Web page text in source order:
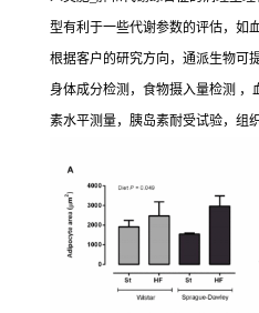
型有利于一些代谢参数的评估，如血
根据客户的研究方向，通派生物可
身体成分检测，食物摄入量检测
素水平测量，胰岛素耐受试验，组